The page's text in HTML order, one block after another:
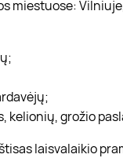
miestuose:
kelionių, grožio
laisvalaikio